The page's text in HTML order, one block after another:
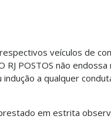
veículos de
POSTOS não
a qualquer
em estrita